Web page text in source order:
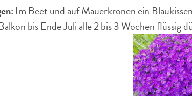
Im Beet und auf Mauerkronen ein
bis Ende Juli alle 2 bis 3 Wochen